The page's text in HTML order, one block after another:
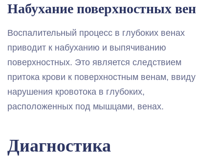
Набухание поверхностных вен
Воспалительный процесс в глубоких венах
приводит к набуханию и выпячиванию
поверхностных. Это является следствием
притока крови к поверхностным венам, ввиду
нарушения кровотока в глубоких,
расположенных под мышцами, венах.
Диагностика